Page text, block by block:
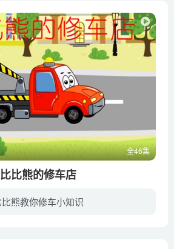
全46集
比比熊的修车店
比熊教你修车小知识